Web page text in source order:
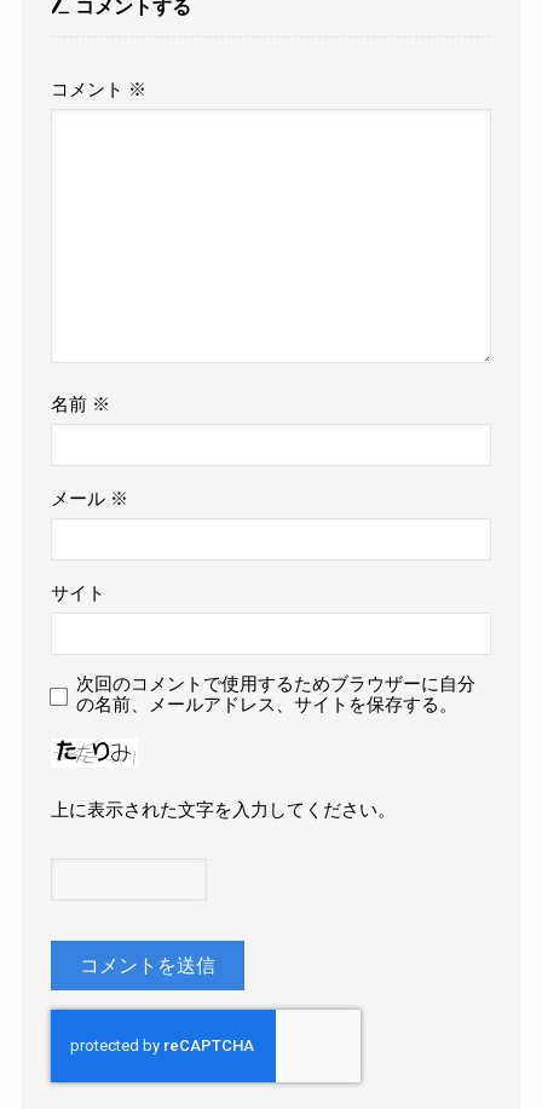
コメントする
コメント ※
名前 ※
メール ※
サイト
次回のコメントで使用するためブラウザーに自分
の名前、メールアドレス、サイトを保存する。
上に表示された文字を入力してください。